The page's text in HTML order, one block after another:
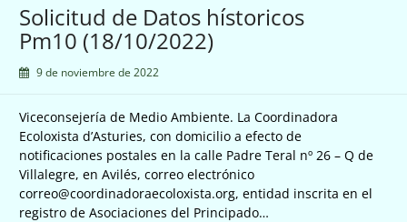
de
Bobes
ubicar
incineradora
de
residuos?
(02/11/2022)
Solicitud de Datos hístoricos
Pm10 (18/10/2022)
9 de noviembre de 2022
Viceconsejería de Medio Ambiente. La Coordinadora
Ecoloxista d’Asturies, con domicilio a efecto de
notificaciones postales en la calle Padre Teral nº 26 – Q de
Villalegre, en Avilés, correo electrónico
correo@coordinadoraecoloxista.org, entidad inscrita en el
registro de Asociaciones del Principado…